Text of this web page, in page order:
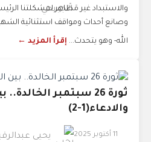
والاستبداد غير مَظَاهِر لمشكلتنا
وصانع أحداث ومواقف استثنائية
الله- وهو يتحدث... إقرأ المزيد ←
ثورة 26 سبتمبر
والادعاء(1-2)
11 أكتوبر 2025 يحيى